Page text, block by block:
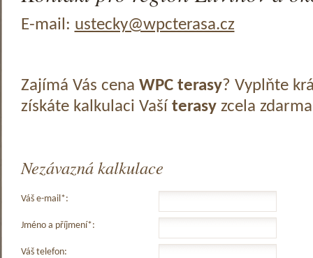
E-mail: ustecky@wpcterasa.cz
Zajímá Vás cena WPC terasy? Vyplňte
získáte kalkulaci Vaší terasyzcela
Nezávazná kalkulace
Váš e-mail*:
Jméno a příjmení*:
Váš telefon: